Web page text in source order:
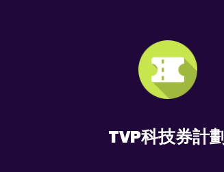
TVP科技券計劃